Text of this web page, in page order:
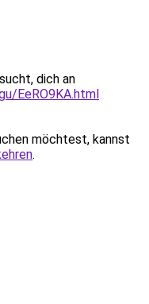
dich an
EeRO9KA.html
möchtest, kannst
.